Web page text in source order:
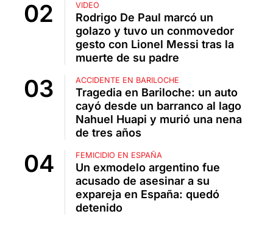
VIDEO
Rodrigo De Paul marcó un
golazo y tuvo un conmovedor
gesto con Lionel Messi tras la
muerte de su padre
ACCIDENTE EN BARILOCHE
Tragedia en Bariloche: un auto
cayó desde un barranco al lago
Nahuel Huapi y murió una nena
de tres años
FEMICIDIO EN ESPAÑA
Un exmodelo argentino fue
acusado de asesinar a su
expareja en España: quedó
detenido